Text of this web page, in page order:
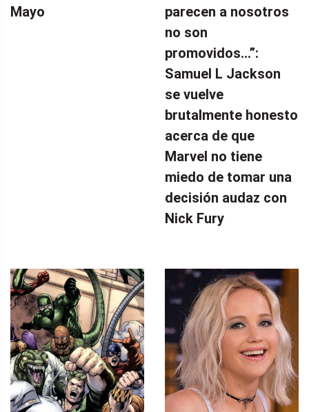
Mayo
parecen a nosotros
no son
promovidos…”:
Samuel L Jackson
se vuelve
brutalmente honesto
acerca de que
Marvel no tiene
miedo de tomar una
decisión audaz con
Nick Fury